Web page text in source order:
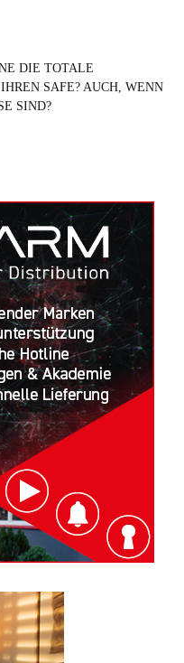
DIE TOTALE
SAFE? AUCH, WENN
SIND?